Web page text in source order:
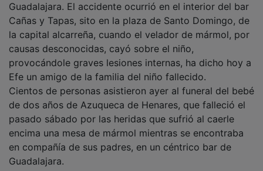
Guadalajara. El accidente ocurrió en el interior del bar
Cañas y Tapas, sito en la plaza de Santo Domingo, de
la capital alcarreña, cuando el velador de mármol, por
causas desconocidas, cayó sobre el niño,
provocándole graves lesiones internas, ha dicho hoy a
Efe un amigo de la familia del niño fallecido.
Cientos de personas asistieron ayer al funeral del bebé
de dos años de Azuqueca de Henares, que falleció el
pasado sábado por las heridas que sufrió al caerle
encima una mesa de mármol mientras se encontraba
en compañía de sus padres, en un céntrico bar de
Guadalajara.